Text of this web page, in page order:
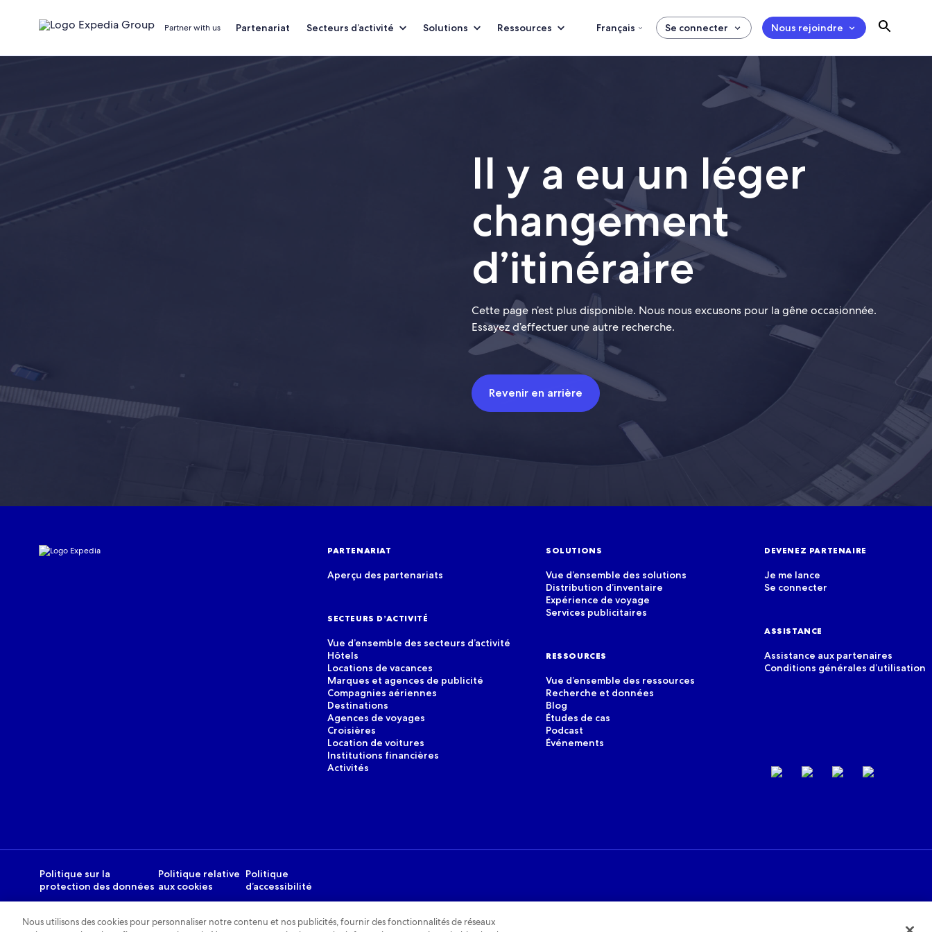
Partner with us Partenariat Secteurs d’activité Solutions Ressources Français Se connecter Nous rejoindre
Il y a eu un léger
changement
d’itinéraire
Cette page n’est plus disponible. Nous nous excusons pour la gêne occasionnée.
Essayez d’effectuer une autre recherche.
Revenir en arrière
PARTENARIAT
Aperçu des partenariats
SECTEURS D’ACTIVITÉ
Vue d’ensemble des secteurs d’activité
Hôtels
Locations de vacances
Marques et agences de publicité
Compagnies aériennes
Destinations
Agences de voyages
Croisières
Location de voitures
Institutions financières
Activités
SOLUTIONS
Vue d’ensemble des solutions
Distribution d’inventaire
Expérience de voyage
Services publicitaires
RESSOURCES
Vue d’ensemble des ressources
Recherche et données
Blog
Études de cas
Podcast
Événements
DEVENEZ PARTENAIRE
Je me lance
Se connecter
ASSISTANCE
Assistance aux partenaires
Conditions générales d’utilisation
Politique sur la
protection des données
Politique relative
aux cookies
Politique
d’accessibilité
Nous utilisons des cookies pour personnaliser notre contenu et nos publicités, fournir des fonctionnalités de réseaux